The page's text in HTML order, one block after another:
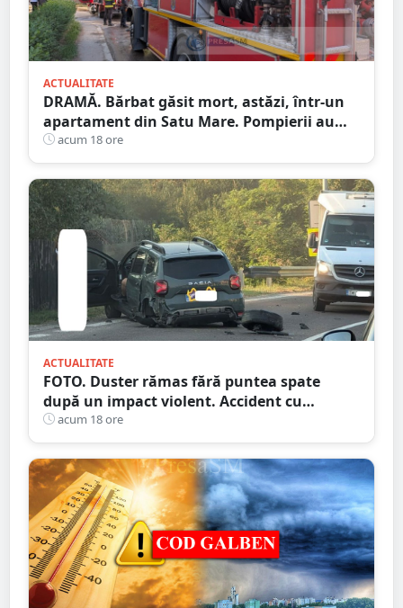
ACTUALITATE
DRAMĂ. Bărbat găsit mort, astăzi, într-un
apartament din Satu Mare. Pompierii au
spart ușa
acum 18 ore
ACTUALITATE
FOTO. Duster rămas fără puntea spate
după un impact violent. Accident cu
implicarea unei mașini din Satu Mare
acum 18 ore